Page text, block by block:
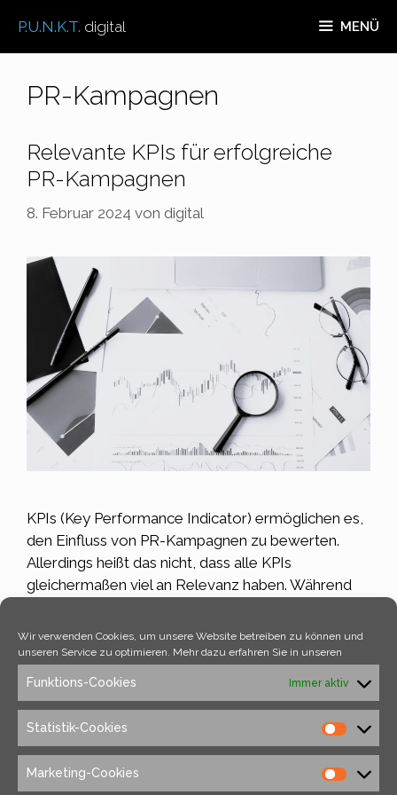
Wir verwenden Cookies, um unsere Website betreiben zu können und
unseren Service zu optimieren. Mehr dazu erfahren Sie in unseren
Funktions-Cookies Immer aktiv
Statistik-Cookies
Marketing-Cookies
Inhalt
springen
P.U.N.K.T. digital MENÜ
PR-Kampagnen
Relevante KPIs für erfolgreiche
PR-Kampagnen
8. Februar 2024 von digital
KPIs (Key Performance Indicator) ermöglichen es,
den Einfluss von PR-Kampagnen zu bewerten.
Allerdings heißt das nicht, dass alle KPIs
gleichermaßen viel an Relevanz haben. Während
wertvolle Informationen bieten, können andere,
sogenannte Vanity-Metrics, irreführend sein.
Vanity-Metrics sind Kennzahlen, die auf den ersten
wenig bis …
Weiterlesen …
Kategorien
Allgemein